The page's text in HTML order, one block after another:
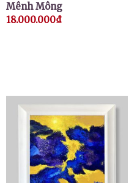
Mênh Mông
18.000.000₫